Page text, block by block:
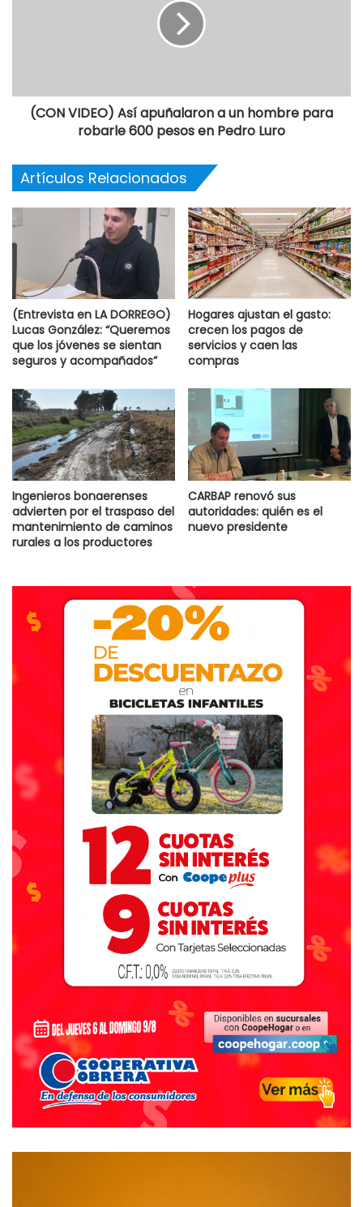
(CON VIDEO) Así apuñalaron a un hombre para
robarle 600 pesos en Pedro Luro
Artículos Relacionados
(Entrevista en LA DORREGO)
Lucas González: “Queremos
que los jóvenes se sientan
seguros y acompañados”
Hogares ajustan el gasto:
crecen los pagos de
servicios y caen las
compras
Ingenieros bonaerenses
advierten por el traspaso del
mantenimiento de caminos
rurales a los productores
CARBAP renovó sus
autoridades: quién es el
nuevo presidente